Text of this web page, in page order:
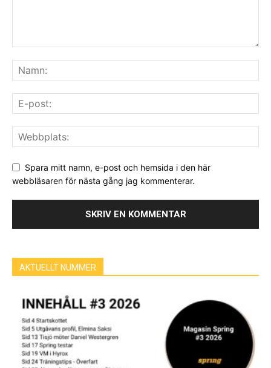
Spara mitt namn, e-post och hemsida i den här
webbläsaren för nästa gång jag kommenterar.
AKTUELLT NUMMER